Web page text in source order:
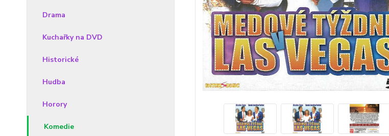
Drama
Kuchařky na DVD
Historické
Hudba
Horory
Komedie